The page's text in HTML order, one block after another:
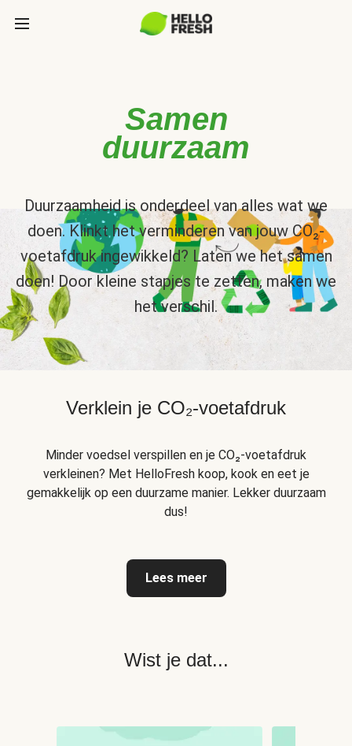
Samen
duurzaam
Duurzaamheid is onderdeel van alles wat we
doen. Klinkt het verminderen van jouw CO₂-
voetafdruk ingewikkeld? Laten we het samen
doen! Door kleine stapjes te zetten, maken we
het verschil.
Verklein je CO₂-voetafdruk
Minder voedsel verspillen en je CO₂-voetafdruk
verkleinen? Met HelloFresh koop, kook en eet je
gemakkelijk op een duurzame manier. Lekker duurzaam
dus!
Lees meer
Wist je dat...